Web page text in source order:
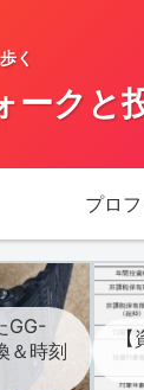
く
ークと
プロ
GG-
＆時刻